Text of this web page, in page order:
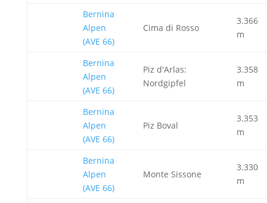
Bernina
Alpen
(AVE 66)
Cima di Rosso
3.366
m
Bernina
Alpen
(AVE 66)
Piz d'Arlas:
Nordgipfel
3.358
m
Bernina
Alpen
(AVE 66)
Piz Boval
3.353
m
Bernina
Alpen
(AVE 66)
Monte Sissone
3.330
m